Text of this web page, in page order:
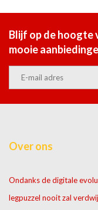
Blijf op de hoogte
mooie
Over ons
Ondanks de digitale
legpuzzel nooit zal